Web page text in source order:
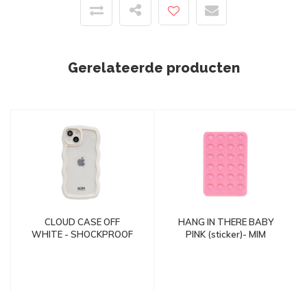
Gerelateerde producten
CLOUD CASE OFF
WHITE - SHOCKPROOF
HANG IN THERE BABY
PINK (sticker)- MIM